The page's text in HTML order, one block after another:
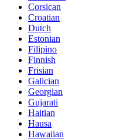
Corsican
Croatian
Dutch
Estonian
Filipino
Finnish
Frisian
Galician
Georgian
Gujarati
Haitian
Hausa
Hawaiian